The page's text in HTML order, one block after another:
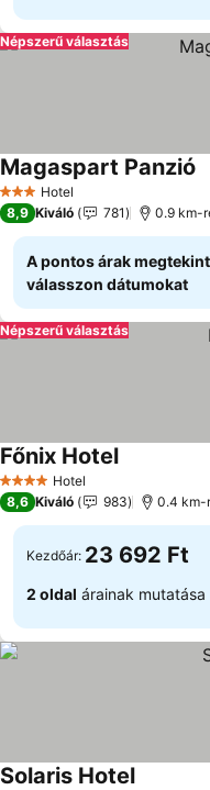
Népszerű választás
3 Kategória
Hotel
Magaspart Panzió
8,9 Kiváló 781 0.9 km-
A pontos árak
válasszon dátumokat
Népszerű választás
4 KategóriaHotel
Főnix Hotel
8,6 Kiváló 983 0.4 km-
Kezdőár: 23 692 Ft
2 oldal árainak mutatása
Solaris Hotel